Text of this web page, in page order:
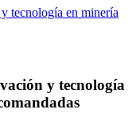
y tecnología